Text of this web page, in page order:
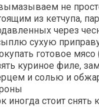
не
из кетчупа,
через
сухую
готовое мясо
куриное филе,
и солью и
иногда стоит снять